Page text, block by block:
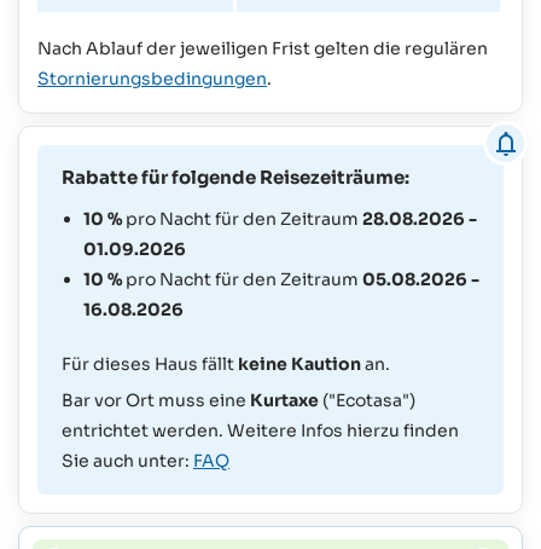
Nach Ablauf der jeweiligen Frist gelten die regulären
Stornierungsbedingungen.
Rabatte für folgende Reisezeiträume:
10 %pro Nacht für den Zeitraum 28.08.2026 -
01.09.2026
10 %pro Nacht für den Zeitraum 05.08.2026 -
16.08.2026
Für dieses Haus fällt keine Kautionan.
Bar vor Ort muss eine Kurtaxe ("Ecotasa")
entrichtet werden. Weitere Infos hierzu finden
Sie auch unter: FAQ